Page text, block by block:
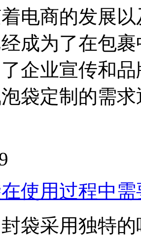
商的发展以
成为了在包
企业宣传和
袋定制的需求
使用过程中
袋采用独特